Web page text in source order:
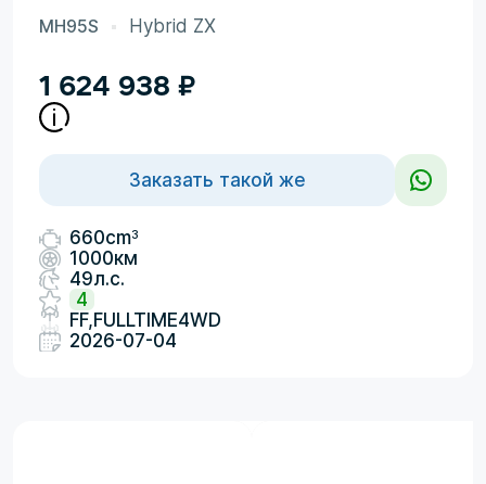
MH95S Hybrid ZX
1 624 938 ₽
Заказать такой же
660cm3
1000км
49л.с.
4
FF,FULLTIME4WD
2026-07-04